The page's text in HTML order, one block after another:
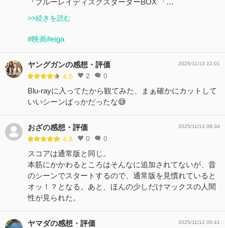
>>続きを読む
#映画#eiga
ヤングガンの感想・評価
4.5 2 0
2025/11/13 22:01
Blu-rayに入ってたから観てみた、まぁ確かにカットして
いいシーンばっかだったな😅
おざの感想・評価
4.8 0 0
2025/11/13 09:34
スコアは通常版と同じ。
本筋にかかわるところはそんなに追加されてないが、昔
のシーンでスタートするので、通常版を見慣れていると
オッ！？となる。あと、ほんの少しだけマックスの人間
性が見られた。
ヤマダの感想・評価 2025/11/12 00:41